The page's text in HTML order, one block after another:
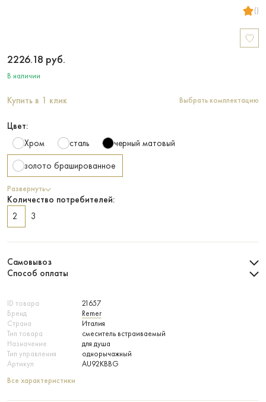
()
ID товара
21657
Бренд
Remer
Страна
Италия
Тип товара
смеситель встраиваемый
Назначение
для душа
Тип управления
однорычажный
Артикул
AU92KBBG
Все характеристики
2226.18 руб.
В наличии
Купить в 1 клик Выбрать комплектацию
Цвет:
Хром
сталь черный матовый
золото брашированное
Развернуть
Количество потребителей:
2
3
Самовывоз
Способ оплаты